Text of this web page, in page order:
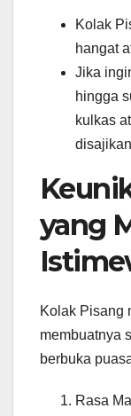
Kolak
hangat
Jika
hingga
kulkas
yang
Kolak Pisang
membuatnya
berbuka
Rasa